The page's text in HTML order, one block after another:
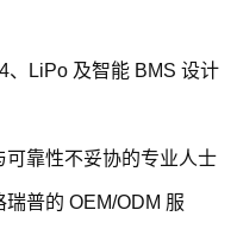
、LiPo 及智能 BMS 设计
靠性不妥协的专业人士
普的 OEM/ODM 服